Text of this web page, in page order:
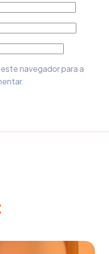
navegador para a